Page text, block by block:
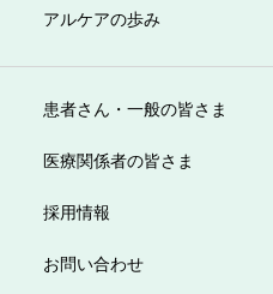
アルケアの歩み
患者さん・一般の皆さま
医療関係者の皆さま
採用情報
お問い合わせ